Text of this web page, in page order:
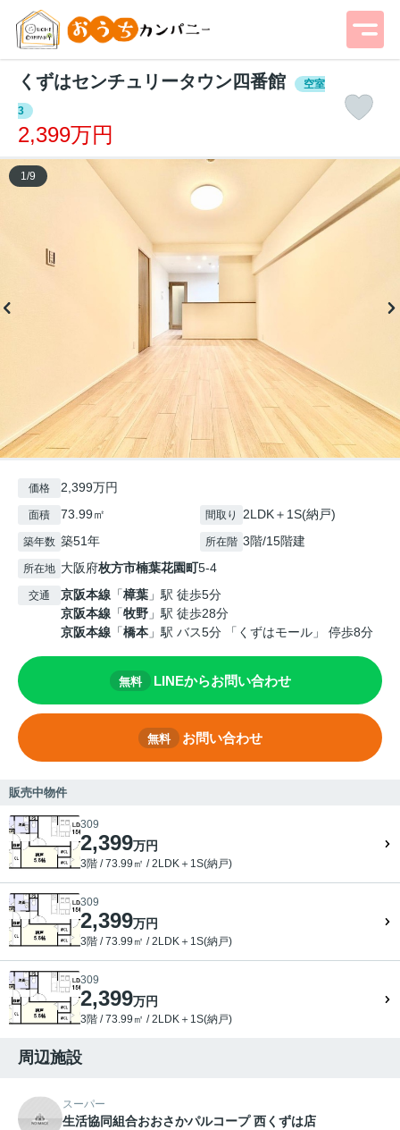
くずはセンチュリータウン四番館 空室
3
2,399万円
1 /9
価格 2,399万円
面積 73.99㎡ 間取り 2LDK＋1S(納戸)
築年数 築51年 所在階 3階/15階建
所在地 大阪府枚方市楠葉花園町5-4
交通 京阪本線 「樟葉 」駅 徒歩5分
京阪本線 「牧野 」駅 徒歩28分
京阪本線 「橋本 」駅 バス5分 「くずはモール」 停歩8分
無料 LINEからお問い合わせ
無料 お問い合わせ
販売中物件
309
2,399万円
3階 / 73.99㎡ / 2LDK＋1S(納戸)
309
2,399万円
3階 / 73.99㎡ / 2LDK＋1S(納戸)
309
2,399万円
3階 / 73.99㎡ / 2LDK＋1S(納戸)
周辺施設
スーパー
生活協同組合おおさかパルコープ 西くずは店